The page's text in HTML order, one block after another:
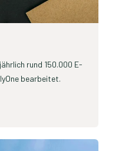
rund 150.000 E-
bearbeitet.